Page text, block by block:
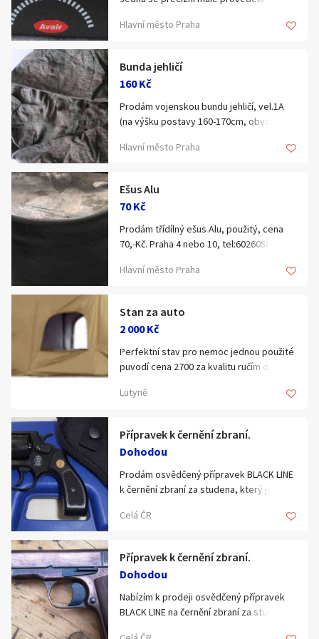
• vybírejte dle EU velikosti bot
Tyršova 271, Žatec nebo online na
https://armik.cz/bandaz-nartova-dr-
grepl-bezova/.
Možné je i vyzvednutí v nonstop
fungujícím výdejním boxu ArmikBox nebo
Hlavní město Praha
Bunda jehličí
160 Kč
Prodám vojenskou bundu jehličí, vel.1A
(na výšku postavy 160-170cm, obvod
44cm, celková délka 62cm, rukáv 51cm
Hlavní město Praha
Ešus Alu
70 Kč
Prodám třídílný ešus Alu, použitý, cena
70,-Kč. Praha 4 nebo 10, tel:602605095
Hlavní město Praha
Stan za auto
2 000 Kč
Perfektní stav pro nemoc jednou použité
puvodí cena 2700 za kvalitu ručím dovezu
Lutyně
Přípravek k černění zbraní.
Dohodou
Prodám osvědčený přípravek BLACK LINE
k černění zbraní za studena, který je 27
prodejnami zbraní a strojírenskými
oceli i jiných kovů a slitin za studena, na
opravy i černění celých zbraní. Balení 25
ml za 110,- Kč + poštovné, balení 50 ml za
195,- Kč + poštovné. Dále prodám tmel,
který se dá černit - na opravy hloubkové
Celá ČR
Přípravek k černění zbraní.
Dohodou
Nabízím k prodeji osvědčený přípravek
BLACK LINE na černění zbraní za studena,